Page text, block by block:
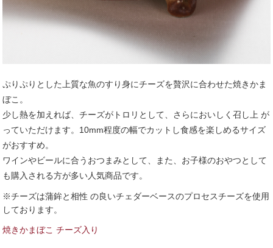
ぷりぷりとした上質な魚のすり身にチーズを贅沢に合わせた焼きかま
ぼこ。
少し熱を加えれば、チーズがトロリとして、さらにおいしく召し上 が
っていただけます。10mm程度の幅でカットし食感を楽しめるサイズ
がおすすめ。
ワインやビールに合うおつまみとして、また、お子様のおやつとして
も購入される方が多い人気商品です。
※チーズは蒲鉾と相性 の良いチェダーベースのプロセスチーズを使用
しております。
焼きかまぼこ チーズ入り